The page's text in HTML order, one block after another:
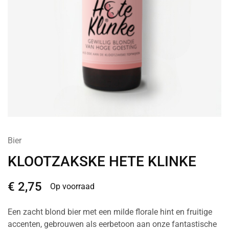
Bier
KLOOTZAKSKE HETE KLINKE
€ 2,75 Op voorraad
Een zacht blond bier met een milde florale hint en fruitige
accenten, gebrouwen als eerbetoon aan onze fantastische